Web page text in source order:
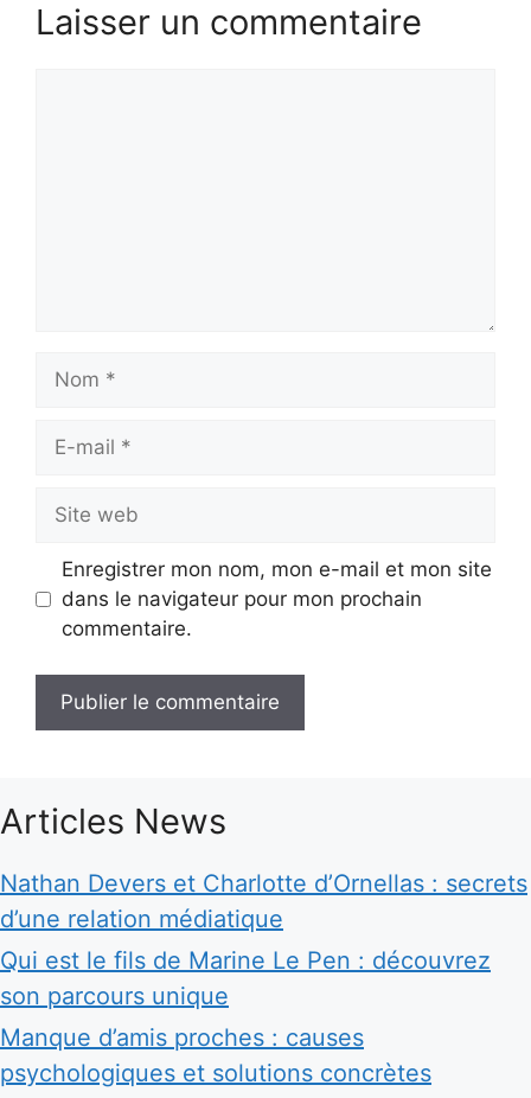
Laisser un commentaire
Nom
Site
web
Enregistrer mon nom, mon e-mail et mon site
dans le navigateur pour mon prochain
commentaire.
Articles News
Nathan Devers et Charlotte d’Ornellas : secrets
d’une relation médiatique
Qui est le fils de Marine Le Pen : découvrez
son parcours unique
Manque d’amis proches : causes
psychologiques et solutions concrètes